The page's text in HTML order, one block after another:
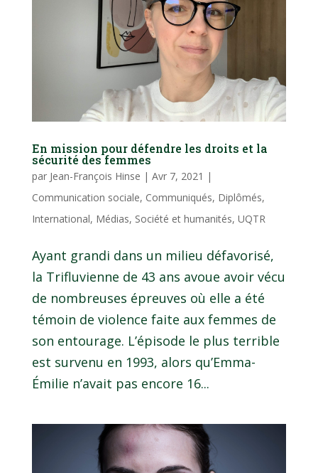
En mission pour défendre les droits et la
sécurité des femmes
par Jean-François Hinse | Avr 7, 2021 |
Communication sociale, Communiqués, Diplômés,
International, Médias, Société et humanités, UQTR
Ayant grandi dans un milieu défavorisé,
la Trifluvienne de 43 ans avoue avoir vécu
de nombreuses épreuves où elle a été
témoin de violence faite aux femmes de
son entourage. L’épisode le plus terrible
est survenu en 1993, alors qu’Emma-
Émilie n’avait pas encore 16...